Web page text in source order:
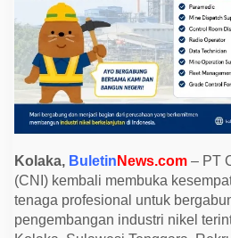
a
m
a
K
e
m
a
l
i
u
k
a
L
o
w
Kolaka, Buletin News.com – PT
(CNI) kembali membuka
tenaga profesional untuk
pengembangan industri nikel